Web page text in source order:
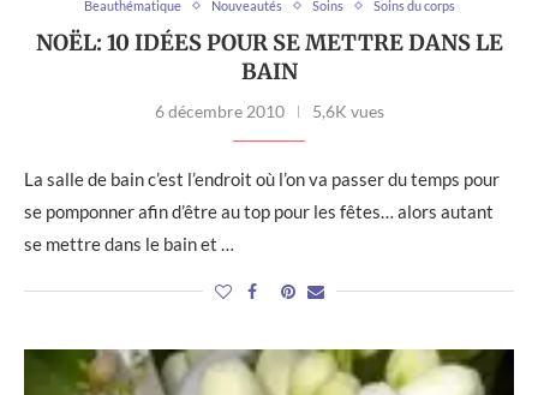
Beauthématique Nouveautés Soins Soins du corps
NOËL: 10 IDÉES POUR SE METTRE DANS LE
BAIN
6 décembre 2010 5,6K vues
La salle de bain c’est l’endroit où l’on va passer du temps pour
se pomponner afin d’être au top pour les fêtes… alors autant
se mettre dans le bain et …